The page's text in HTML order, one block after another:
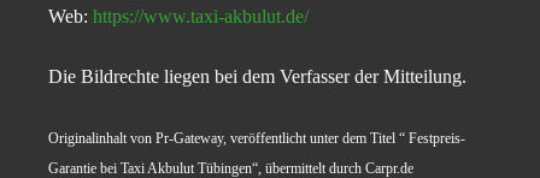
Web: https://www.taxi-akbulut.de/
Die Bildrechte liegen bei dem Verfasser der Mitteilung.
Originalinhalt von Pr-Gateway, veröffentlicht unter dem Titel “ Festpreis-
Garantie bei Taxi Akbulut Tübingen“, übermittelt durch Carpr.de